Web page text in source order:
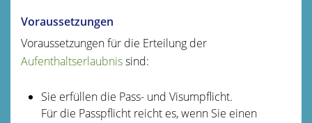
Voraussetzungen
Voraussetzungen für die Erteilung der
Aufenthaltserlaubnissind:
Sie erfüllen die Pass- und Visumpflicht.
Für die Passpflicht reicht es, wenn Sie einen